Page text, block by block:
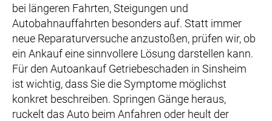
bei längeren Fahrten, Steigungen und
Autobahnauffahrten besonders auf. Statt immer
neue Reparaturversuche anzustoßen, prüfen wir, ob
ein Ankauf eine sinnvollere Lösung darstellen kann.
Für den Autoankauf Getriebeschaden in Sinsheim
ist wichtig, dass Sie die Symptome möglichst
konkret beschreiben. Springen Gänge heraus,
ruckelt das Auto beim Anfahren oder heult der